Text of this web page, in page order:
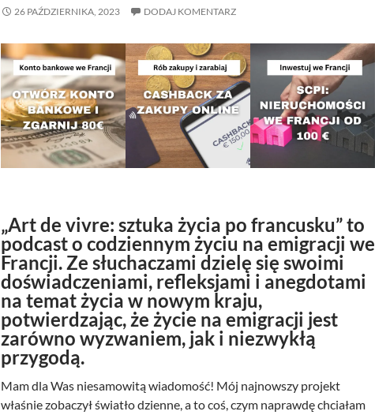
26 PAŹDZIERNIKA, 2023 DODAJ KOMENTARZ
„Art de vivre: sztuka życia po francusku” to
podcast o codziennym życiu na emigracji we
Francji. Ze słuchaczami dzielę się swoimi
doświadczeniami, refleksjami i anegdotami
na temat życia w nowym kraju,
potwierdzając, że życie na emigracji jest
zarówno wyzwaniem, jak i niezwykłą
przygodą.
Mam dla Was niesamowitą wiadomość! Mój najnowszy projekt
właśnie zobaczył światło dzienne, a to coś, czym naprawdę chciałam